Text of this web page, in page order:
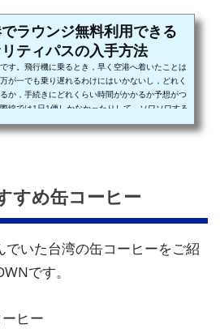
ラウンジ無料利用できる
ティパスの入手方法
す。飛行機に乗るとき，早く空港へ着いたことは
が一でも乗り遅れるわけにはいかないし，どれく
か，手続きにどれくらい時間がかかるか予想がつ
線では1日1便しかなかったりして，ソワソワする
めに行ってゆっくりしとこ，なんて思ったり。そ
て，意外とあっさり手続きが終わったりして，あ
すめ缶コーヒー
いた台湾の缶コーヒーをご紹
です。